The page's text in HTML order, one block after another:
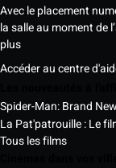
Avec le placement
la salle au moment de
plus
Accéder au centre
Spider-Man: Brand
La Pat'patrouille : Le
Tous les films